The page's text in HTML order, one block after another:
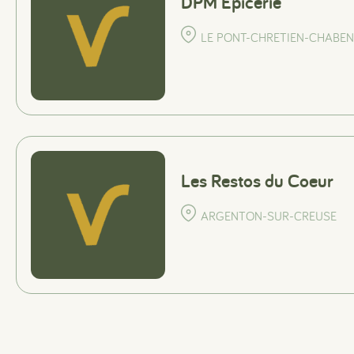
LE PONT-CHRETIEN-
Les Restos du Coeur
ARGENTON-SUR-CREUSE